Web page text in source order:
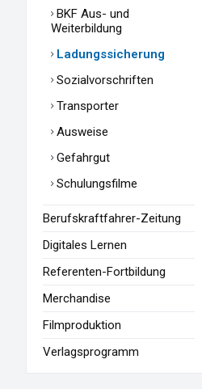
BKF Aus- und
Weiterbildung
Ladungssicherung
Sozialvorschriften
Transporter
Ausweise
Gefahrgut
Schulungsfilme
Berufskraftfahrer-Zeitung
Digitales Lernen
Referenten-Fortbildung
Merchandise
Filmproduktion
Verlagsprogramm